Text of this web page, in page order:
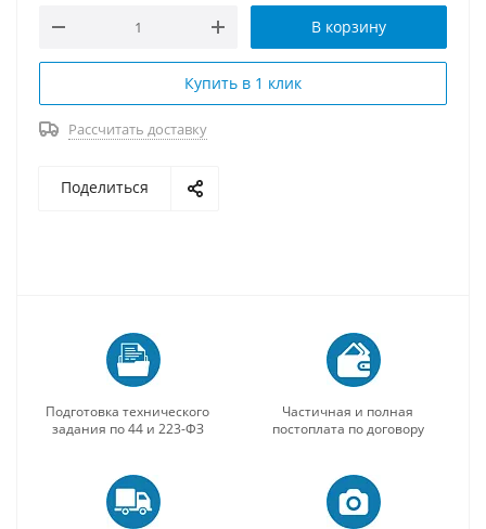
визуализации и обучения оценке и уходу за
различными типами ран.
В корзину
Купить в 1 клик
Рассчитать доставку
Поделиться
Подготовка технического
задания по 44 и 223-ФЗ
Частичная и полная
постоплата по договору